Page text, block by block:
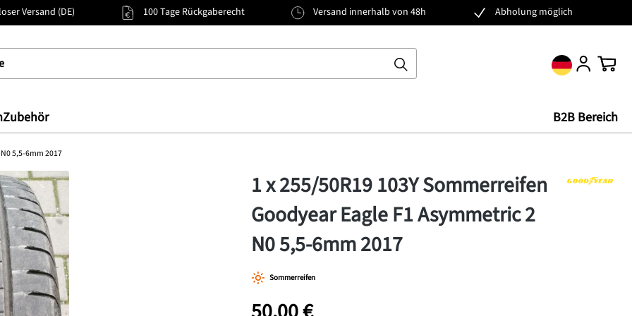
Versand (DE) 100 Tage Rückgaberecht Versand innerhalb von 48h Abholung möglich
Zubehör B2B Bereich
5,5-6mm 2017
1 x 255/50R19 103Y Sommerreifen
Goodyear Eagle F1 Asymmetric 2
N0 5,5-6mm 2017
Sommerreifen